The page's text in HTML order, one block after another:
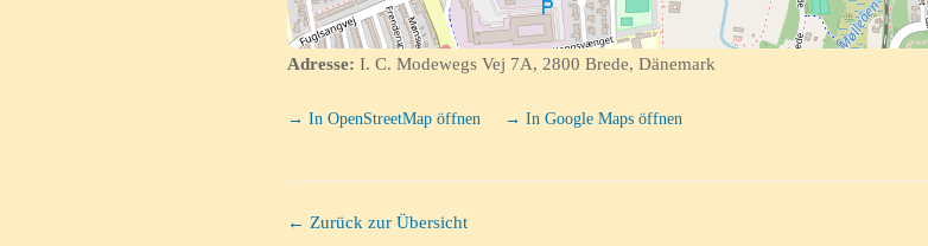
Adresse: I. C. Modewegs Vej 7A, 2800 Brede, Dänemark
→ In OpenStreetMap öffnen → In Google Maps öffnen
← Zurück zur Übersicht